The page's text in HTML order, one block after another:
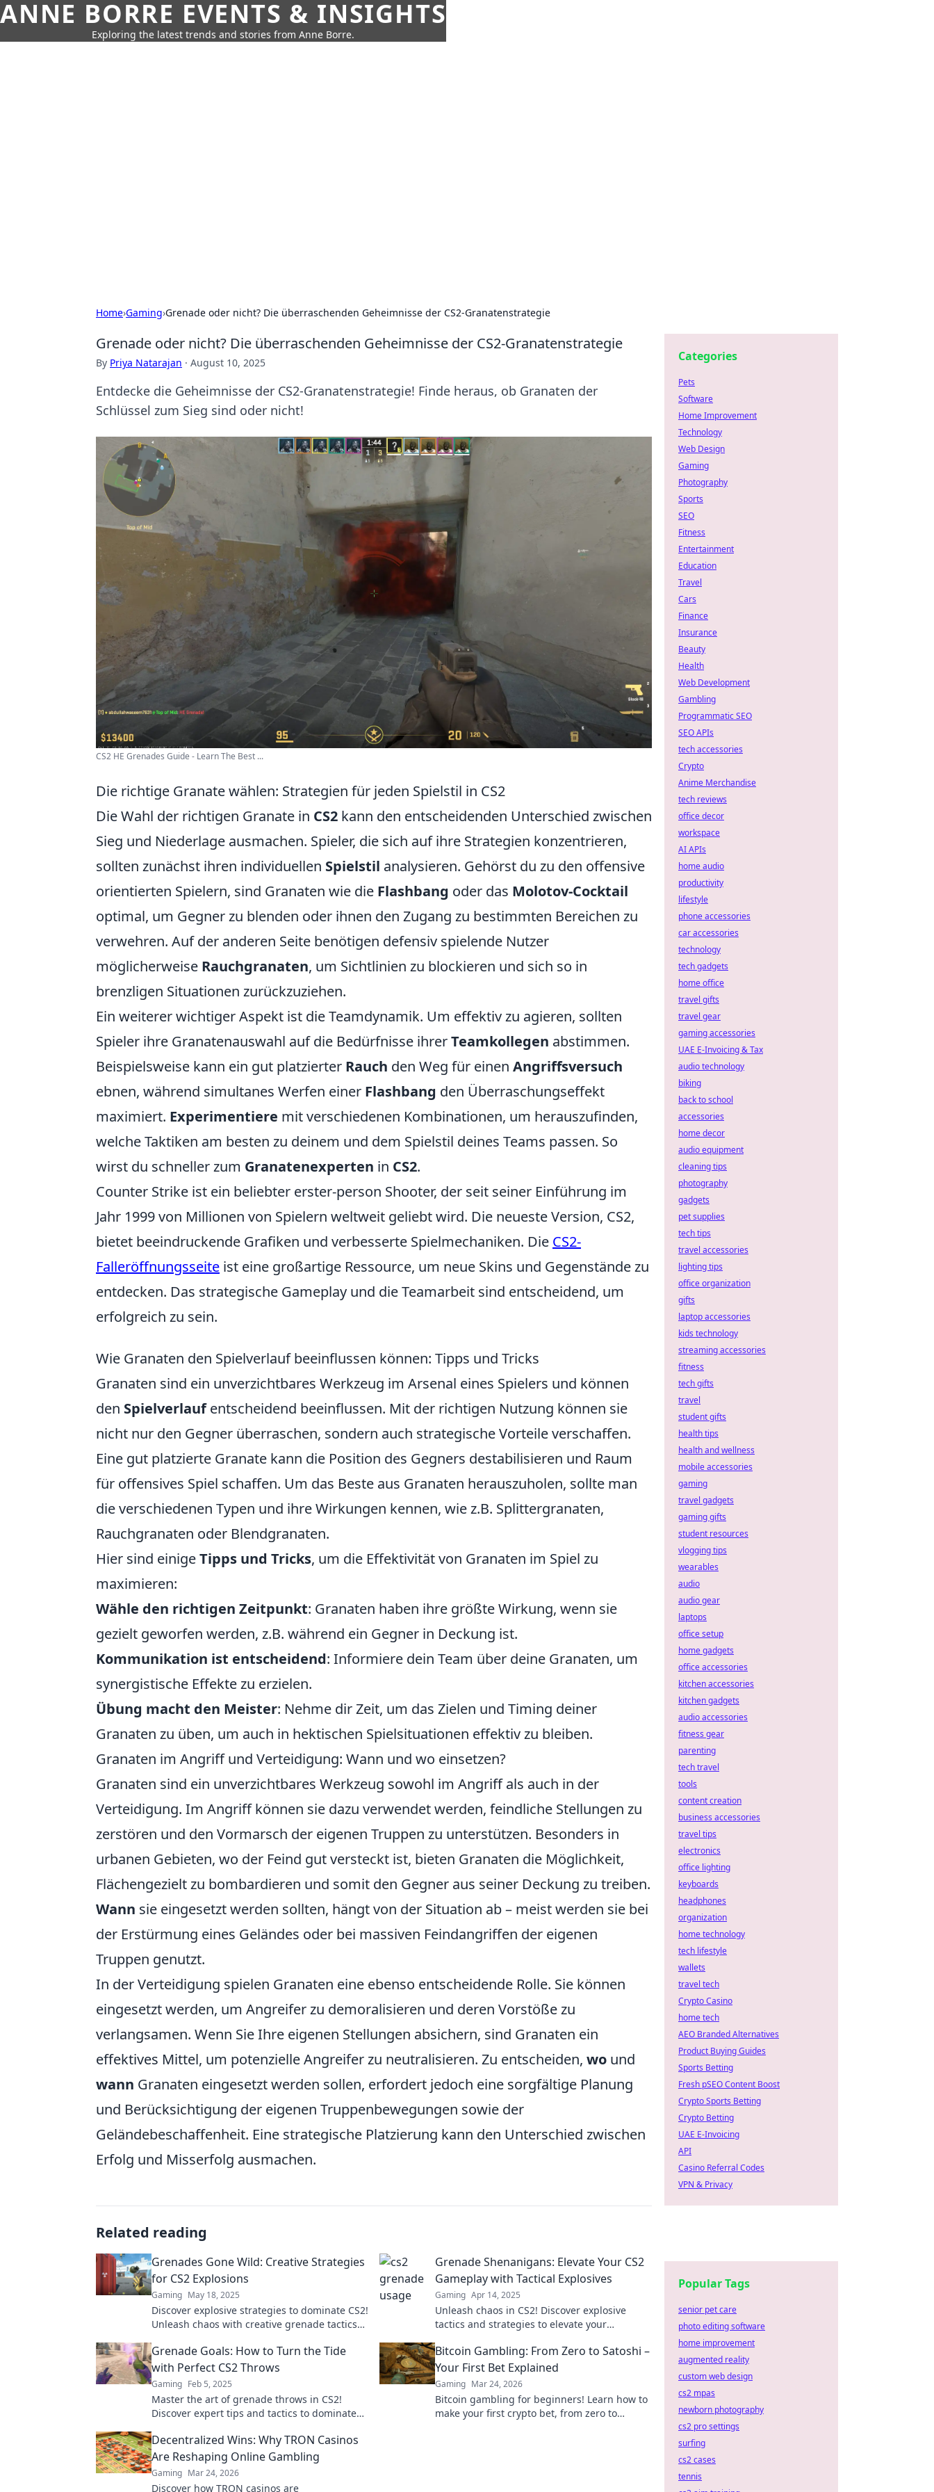
ANNE BORRE EVENTS & INSIGHTS
Exploring the latest trends and stories from Anne Borre.
Home›Gaming›Grenade oder nicht? Die überraschenden Geheimnisse der CS2-Granatenstrategie
Grenade oder nicht? Die überraschenden Geheimnisse der CS2-Granatenstrategie
By Priya Natarajan · August 10, 2025
Entdecke die Geheimnisse der CS2-Granatenstrategie! Finde heraus, ob Granaten der
Schlüssel zum Sieg sind oder nicht!
CS2 HE Grenades Guide - Learn The Best ...
Die richtige Granate wählen: Strategien für jeden Spielstil in CS2
Die Wahl der richtigen Granate in CS2 kann den entscheidenden Unterschied zwischen
Sieg und Niederlage ausmachen. Spieler, die sich auf ihre Strategien konzentrieren,
sollten zunächst ihren individuellen Spielstil analysieren. Gehörst du zu den offensive
orientierten Spielern, sind Granaten wie die Flashbang oder das Molotov-Cocktail
optimal, um Gegner zu blenden oder ihnen den Zugang zu bestimmten Bereichen zu
verwehren. Auf der anderen Seite benötigen defensiv spielende Nutzer
möglicherweise Rauchgranaten, um Sichtlinien zu blockieren und sich so in
brenzligen Situationen zurückzuziehen.
Ein weiterer wichtiger Aspekt ist die Teamdynamik. Um effektiv zu agieren, sollten
Spieler ihre Granatenauswahl auf die Bedürfnisse ihrerTeamkollegen abstimmen.
Beispielsweise kann ein gut platzierter Rauch den Weg für einen Angriffsversuch
ebnen, während simultanes Werfen einer Flashbang den Überraschungseffekt
maximiert. Experimentiere mit verschiedenen Kombinationen, um herauszufinden,
welche Taktiken am besten zu deinem und dem Spielstil deines Teams passen. So
wirst du schneller zum Granatenexperten in CS2.
Counter Strike ist ein beliebter erster-person Shooter, der seit seiner Einführung im
Jahr 1999 von Millionen von Spielern weltweit geliebt wird. Die neueste Version, CS2,
bietet beeindruckende Grafiken und verbesserte Spielmechaniken. Die CS2-
Falleröffnungsseite ist eine großartige Ressource, um neue Skins und Gegenstände zu
entdecken. Das strategische Gameplay und die Teamarbeit sind entscheidend, um
erfolgreich zu sein.
Wie Granaten den Spielverlauf beeinflussen können: Tipps und Tricks
Granaten sind ein unverzichtbares Werkzeug im Arsenal eines Spielers und können
den Spielverlaufentscheidend beeinflussen. Mit der richtigen Nutzung können sie
nicht nur den Gegner überraschen, sondern auch strategische Vorteile verschaffen.
Eine gut platzierte Granate kann die Position des Gegners destabilisieren und Raum
für offensives Spiel schaffen. Um das Beste aus Granaten herauszuholen, sollte man
die verschiedenen Typen und ihre Wirkungen kennen, wie z.B. Splittergranaten,
Rauchgranaten oder Blendgranaten.
Hier sind einigeTipps und Tricks, um die Effektivität von Granaten im Spiel zu
maximieren:
Wähle den richtigen Zeitpunkt: Granaten haben ihre größte Wirkung, wenn sie
gezielt geworfen werden, z.B. während ein Gegner in Deckung ist.
Kommunikation ist entscheidend: Informiere dein Team über deine Granaten, um
synergistische Effekte zu erzielen.
Übung macht den Meister: Nehme dir Zeit, um das Zielen und Timing deiner
Granaten zu üben, um auch in hektischen Spielsituationen effektiv zu bleiben.
Granaten im Angriff und Verteidigung: Wann und wo einsetzen?
Granaten sind ein unverzichtbares Werkzeug sowohl im Angriff als auch in der
Verteidigung. Im Angriff können sie dazu verwendet werden, feindliche Stellungen zu
zerstören und den Vormarsch der eigenen Truppen zu unterstützen. Besonders in
urbanen Gebieten, wo der Feind gut versteckt ist, bieten Granaten die Möglichkeit,
Flächengezielt zu bombardieren und somit den Gegner aus seiner Deckung zu treiben.
Wann sie eingesetzt werden sollten, hängt von der Situation ab – meist werden sie bei
der Erstürmung eines Geländes oder bei massiven Feindangriffen der eigenen
Truppen genutzt.
In der Verteidigung spielen Granaten eine ebenso entscheidende Rolle. Sie können
eingesetzt werden, um Angreifer zu demoralisieren und deren Vorstöße zu
verlangsamen. Wenn Sie Ihre eigenen Stellungen absichern, sind Granaten ein
effektives Mittel, um potenzielle Angreifer zu neutralisieren. Zu entscheiden, wo und
wann Granaten eingesetzt werden sollen, erfordert jedoch eine sorgfältige Planung
und Berücksichtigung der eigenen Truppenbewegungen sowie der
Geländebeschaffenheit. Eine strategische Platzierung kann den Unterschied zwischen
Erfolg und Misserfolg ausmachen.
Related reading
Grenades Gone Wild: Creative Strategies
for CS2 Explosions
Gaming May 18, 2025
Discover explosive strategies to dominate CS2!
Unleash chaos with creative grenade tactics
Grenade Shenanigans: Elevate Your CS2
Gameplay with Tactical Explosives
Gaming Apr 14, 2025
Unleash chaos in CS2! Discover explosive
tactics and strategies to elevate your
grenade mastery.
Grenade Goals: How to Turn the Tide
with Perfect CS2 Throws
Gaming Feb 5, 2025
Master the art of grenade throws in CS2!
Discover expert tips and tactics to dominate
favor.
Bitcoin Gambling: From Zero to Satoshi –
Your First Bet Explained
Gaming Mar 24, 2026
Bitcoin gambling for beginners! Learn how to
make your first crypto bet, from zero to
Decentralized Wins: Why TRON Casinos
Are Reshaping Online Gambling
Gaming Mar 24, 2026
Discover how TRON casinos are
Categories
Pets
Software
Home Improvement
Technology
Web Design
Gaming
Photography
Sports
SEO
Fitness
Entertainment
Education
Travel
Cars
Finance
Insurance
Beauty
Health
Web Development
Gambling
Programmatic SEO
SEO APIs
tech accessories
Crypto
Anime Merchandise
tech reviews
office decor
workspace
AI APIs
home audio
productivity
lifestyle
phone accessories
car accessories
technology
tech gadgets
home office
travel gifts
travel gear
gaming accessories
UAE E-Invoicing & Tax
audio technology
biking
back to school
accessories
home decor
audio equipment
cleaning tips
photography
gadgets
pet supplies
tech tips
travel accessories
lighting tips
office organization
gifts
laptop accessories
kids technology
streaming accessories
fitness
tech gifts
travel
student gifts
health tips
health and wellness
mobile accessories
gaming
travel gadgets
gaming gifts
student resources
vlogging tips
wearables
audio
audio gear
laptops
office setup
home gadgets
office accessories
kitchen accessories
kitchen gadgets
audio accessories
fitness gear
parenting
tech travel
tools
content creation
business accessories
travel tips
electronics
office lighting
keyboards
headphones
organization
home technology
tech lifestyle
wallets
travel tech
Crypto Casino
home tech
AEO Branded Alternatives
Product Buying Guides
Sports Betting
Fresh pSEO Content Boost
Crypto Sports Betting
Crypto Betting
UAE E-Invoicing
API
Casino Referral Codes
VPN & Privacy
Popular Tags
senior pet care
photo editing software
home improvement
augmented reality
custom web design
cs2 mpas
newborn photography
cs2 pro settings
surfing
cs2 cases
tennis